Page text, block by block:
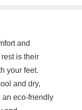
and
is their
your feet.
and dry,
an eco-friendly